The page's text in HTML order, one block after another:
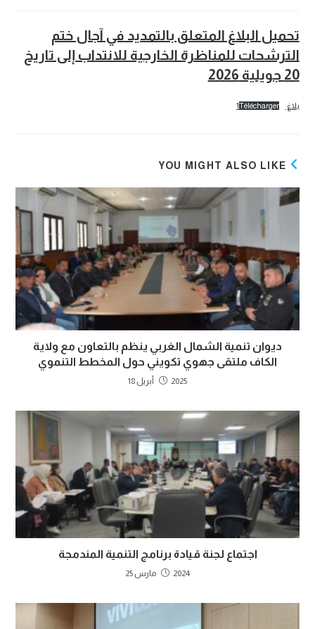
تحميل البلاغ المتعلق بالتمديد في آجال ختم
الترشحات للمناظرة الخارجية للانتداب إلى تاريخ
20 جويلية 2026
بلاغ 1 Télécharger
YOU MIGHT ALSO LIKE
ديوان تنمية الشمال الغربي ينظم بالتعاون مع ولاية
الكاف ملتقى جهوي تكويني حول المخطط التنموي
2025 أبريل 18
اجتماع لجنة قيادة برنامج التنمية المندمجة
2024 مارس 25